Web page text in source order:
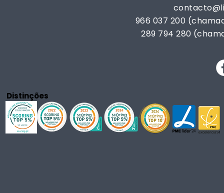
966 037 200
289 794 280
Distinções